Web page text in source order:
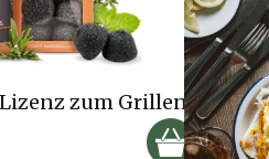
zum Grillen